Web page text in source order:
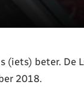
beter. De
2018.